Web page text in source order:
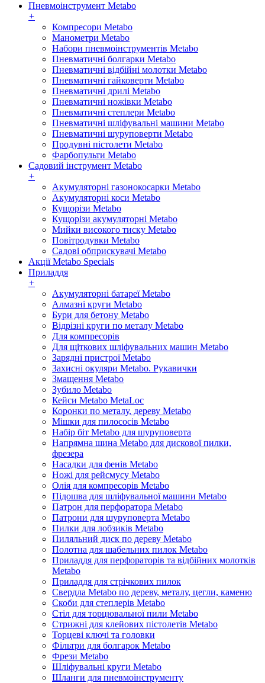
Пневмоінструмент Metabo
+
Компресори Metabo
Манометри Metabo
Набори пневмоінструментів Metabo
Пневматичні болгарки Metabo
Пневматичні відбійні молотки Metabo
Пневматичні гайковерти Metabo
Пневматичні дрилі Metabo
Пневматичні ножівки Metabo
Пневматичні степлери Metabo
Пневматичні шліфувальні машини Metabo
Пневматичні шуруповерти Metabo
Продувні пістолети Metabo
Фарбопульти Metabo
Садовий інструмент Metabo
+
Акумуляторні газонокосарки Metabo
Акумуляторні коси Metabo
Кущорізи Metabo
Кущорізи акумуляторні Metabo
Мийки високого тиску Metabo
Повітродувки Metabo
Садові обприскувачі Metabo
Акції Metabo Specials
Приладдя
+
Акумуляторні батареї Metabo
Алмазні круги Metabo
Бури для бетону Metabo
Відрізні круги по металу Metabo
Для компресорів
Для щіткових шліфувальних машин Metabo
Зарядні пристрої Metabo
Захисні окуляри Metabo. Рукавички
Змащення Metabo
Зубило Metabo
Кейси Metabo MetaLoc
Коронки по металу, дереву Metabo
Мішки для пилососів Metabo
Набір біт Metabo для шуруповерта
Напрямна шина Metabo для дискової пилки,
фрезера
Насадки для фенів Metabo
Ножі для рейсмусу Metabo
Олія для компресорів Metabo
Підошва для шліфувальної машини Metabo
Патрон для перфоратора Metabo
Патрони для шуруповерта Metabo
Пилки для лобзиків Metabo
Пиляльний диск по дереву Metabo
Полотна для шабельних пилок Metabo
Приладдя для перфораторів та відбійних молотків
Metabo
Приладдя для стрічкових пилок
Свердла Metabo по дереву, металу, цегли, каменю
Скоби для степлерів Metabo
Стіл для торцювальної пили Metabo
Стрижні для клейових пістолетів Metabo
Торцеві ключі та головки
Фільтри для болгарок Metabo
Фрези Metabo
Шліфувальні круги Metabo
Шланги для пневмоінструменту